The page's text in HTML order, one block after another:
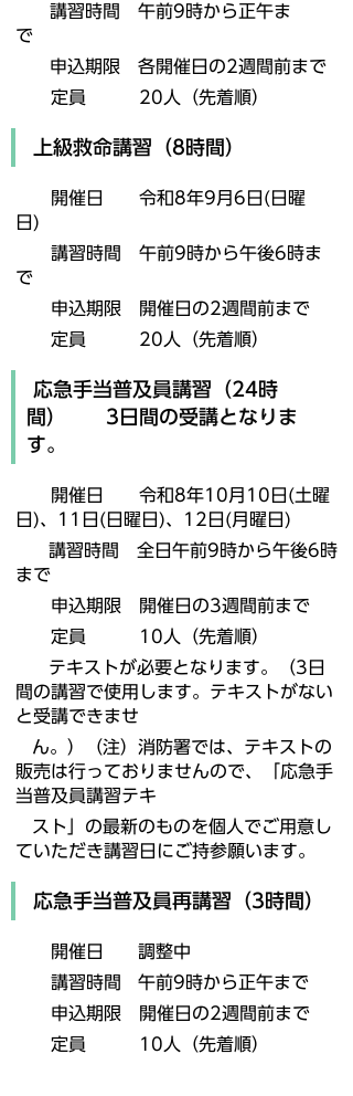
講習時間 午前9時から正午ま
で
申込期限 各開催日の2週間前まで
定員 20人（先着順）
上級救命講習（8時間）
開催日 令和8年9月6日(日曜
日)
講習時間 午前9時から午後6時ま
で
申込期限 開催日の2週間前まで
定員 20人（先着順）
応急手当普及員講習（24時
間） 3日間の受講となりま
す。
開催日 令和8年10月10日(土曜
日)、11日(日曜日)、12日(月曜日)
講習時間 全日午前9時から午後6時
まで
申込期限 開催日の3週間前まで
定員 10人（先着順）
テキストが必要となります。（3日
間の講習で使用します。テキストがない
と受講できませ
ん。）
（注） 消防署では、テキストの
販売は行っておりませんので、「応急手
当普及員講習テキ
スト」の最新のものを個人でご用意し
ていただき講習日にご持参願います。
応急手当普及員再講習（3時間）
開催日 調整中
講習時間 午前9時から正午まで
申込期限 開催日の2週間前まで
定員 10人（先着順）